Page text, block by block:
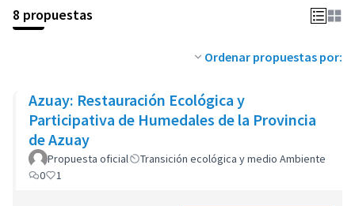
8 propuestas
Ordenar propuestas por:
Azuay: Restauración Ecológica y
Participativa de Humedales de la Provincia
de Azuay
Propuesta oficial
Transición ecológica y medio Ambiente
0
1